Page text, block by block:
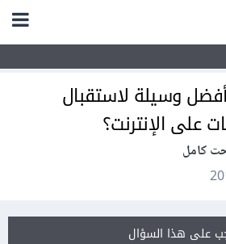
وسيلة لاستقبال
على الإنترنت؟
كامل
على هذا السؤال